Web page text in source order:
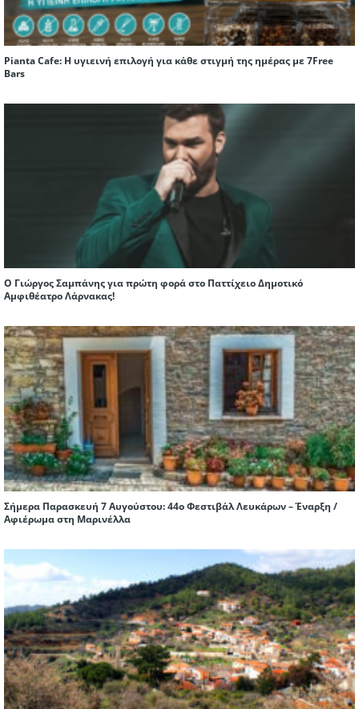
Pianta Cafe: Η υγιεινή επιλογή για κάθε στιγμή της ημέρας με 7Free
Bars
Ο Γιώργος Σαμπάνης για πρώτη φορά στο Παττίχειο Δημοτικό
Αμφιθέατρο Λάρνακας!
Σήμερα Παρασκευή 7 Αυγούστου: 44ο Φεστιβάλ Λευκάρων – Έναρξη /
Αφιέρωμα στη Μαρινέλλα